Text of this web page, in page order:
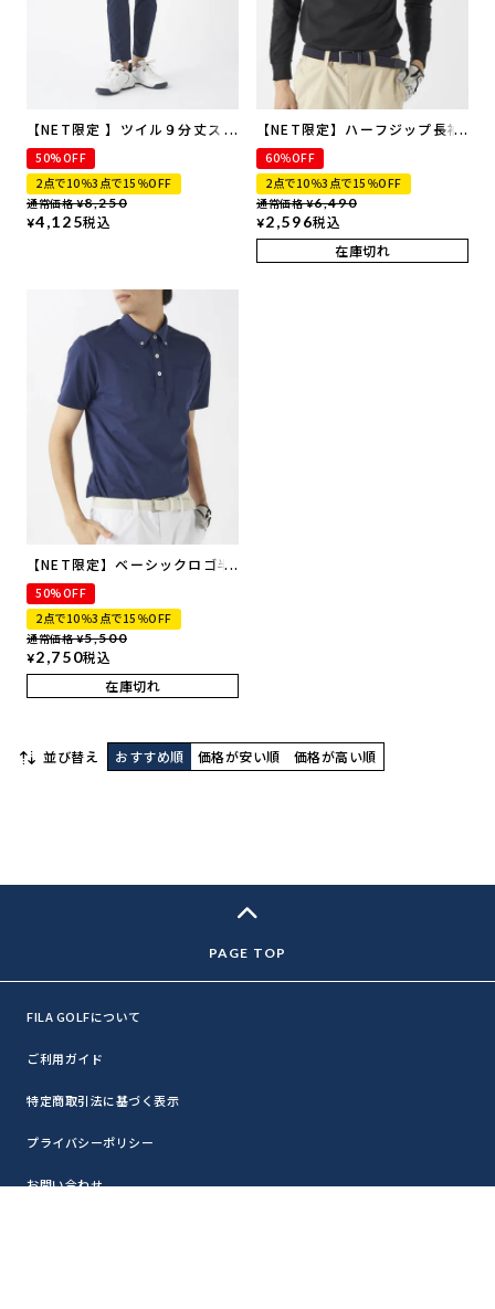
【NET限定 】ツイル９分丈スト
レートパンツ | 吸汗速乾・UVカ
ット・ストレッチ
50%OFF
2点で10％3点で15％OFF
通常価格 ¥8,250
¥4,125税込
【NET限定】ハーフジップ長袖
シャツ | 吸汗速乾・UVカット
60％OFF
2点で10％3点で15％OFF
通常価格 ¥6,490
¥2,596税込
在庫切れ
【NET限定】ベーシックロゴ半
袖ポロシャツ | 吸汗速乾・UVカ
ット
50%OFF
2点で10％3点で15％OFF
通常価格 ¥5,500
¥2,750税込
在庫切れ
並び替え おすすめ順 価格が安い順 価格が高い順
FILA GOLFについて
ご利用ガイド
特定商取引法に基づく表示
プライバシーポリシー
お問い合わせ